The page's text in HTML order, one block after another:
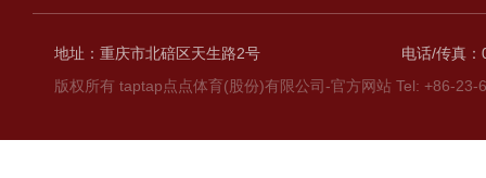
地址：重庆市北碚区天生路2号
电话/传真
版权所有 taptap点点体育(股份)有限公司-官方网站 Tel: +86-23-